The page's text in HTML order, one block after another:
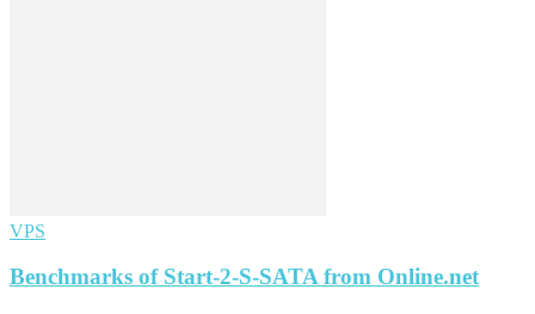
VPS
Benchmarks of Start-2-S-SATA from Online.net